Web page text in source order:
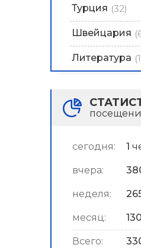
Турция (32)
Швейцария
Литература
сегодня: 1
вчера:
неделя:
месяц:
Всего: